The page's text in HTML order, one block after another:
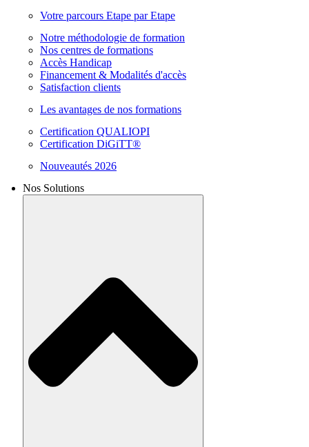
Votre parcours Etape par Etape
Notre méthodologie de formation
Nos centres de formations
Accès Handicap
Financement & Modalités d'accès
Satisfaction clients
Les avantages de nos formations
Certification QUALIOPI
Certification DiGiTT®
Nouveautés 2026
Nos Solutions